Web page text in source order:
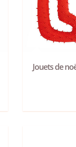
Jouets de